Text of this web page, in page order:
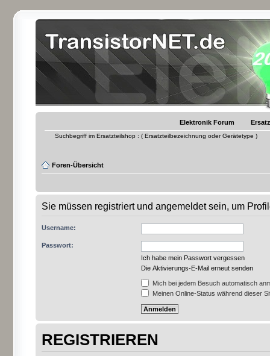
Elektronik Forum
Suchbegriff im Ersatzteilshop : ( Ersatzteilbezeichnung oder Gerätetype )
Foren-Übersicht
Sie müssen registriert und angemeldet sein, um
Username:
Passwort:
Ich habe mein Passwort vergessen
Die Aktivierungs-E-Mail erneut senden
Mich bei jedem Besuch automatisch
Meinen Online-Status während dieser
REGISTRIEREN